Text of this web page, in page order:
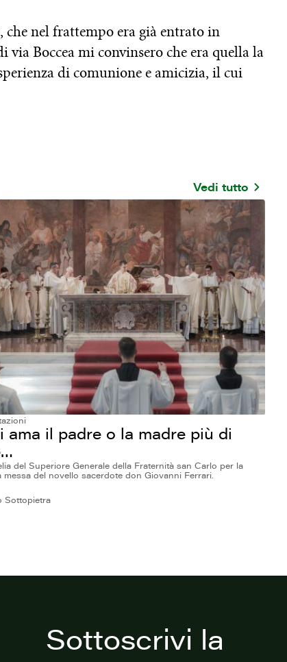
nel frattempo era già entrato in
Boccea mi convinsero che era quella la
di comunione e amicizia, il cui
Vedi tutto
ama il padre o la madre più di
del Superiore Generale della Fraternità san Carlo per la
messa del novello sacerdote don Giovanni Ferrari.
Sottopietra
Sottoscrivi la